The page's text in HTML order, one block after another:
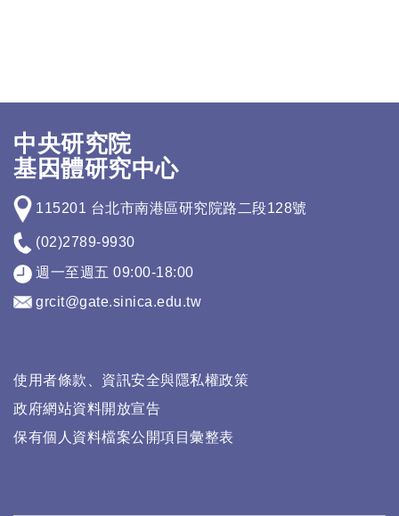
中央研究院
基因體研究中心
115201 台北市南港區研究院路二段128號
(02)2789-9930
週一至週五 09:00-18:00
grcit@gate.sinica.edu.tw
使用者條款、資訊安全與隱私權政策
政府網站資料開放宣告
保有個人資料檔案公開項目彙整表